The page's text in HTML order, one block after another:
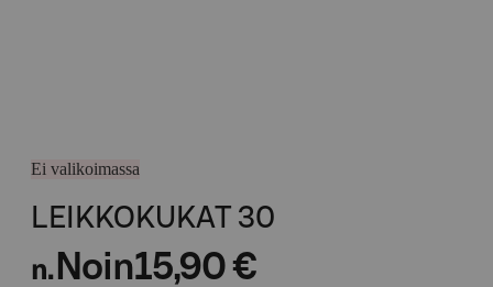
Ei valikoimassa
LEIKKOKUKAT 30
n. Noin15,90 €